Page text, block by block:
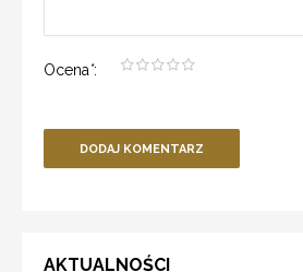
Ocena*:
DODAJ KOMENTARZ
AKTUALNOŚCI